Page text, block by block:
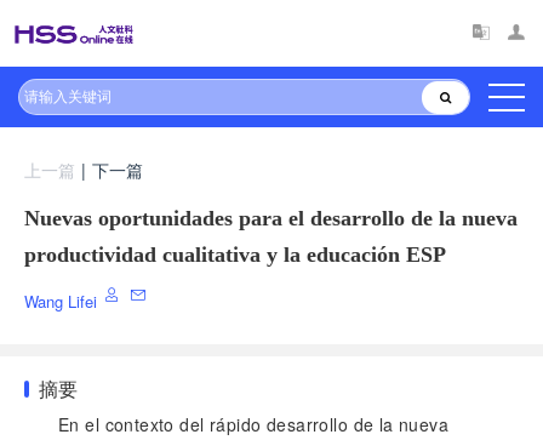
上一篇 | 下一篇
Nuevas oportunidades para el desarrollo de la nueva
productividad cualitativa y la educación ESP
Wang Lifei
摘要
En el contexto del rápido desarrollo de la nueva